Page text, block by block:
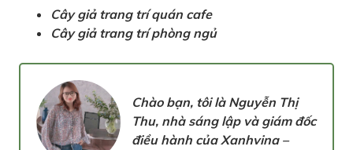
Cây giả trang trí quán cafe
Cây giả trang trí phòng ngủ
Chào bạn, tôi là Nguyễn Thị
Thu, nhà sáng lập và giám đốc
điều hành của Xanhvina –